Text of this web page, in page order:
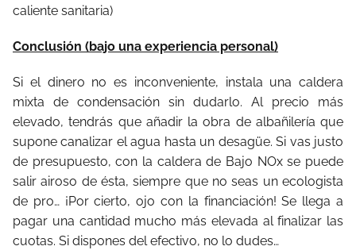
caliente sanitaria)
Conclusión (bajo una experiencia personal)
Si el dinero no es inconveniente, instala una caldera
mixta de condensación sin dudarlo. Al precio más
elevado, tendrás que añadir la obra de albañilería que
supone canalizar el agua hasta un desagüe. Si vas justo
de presupuesto, con la caldera de Bajo NOx se puede
salir airoso de ésta, siempre que no seas un ecologista
de pro… ¡Por cierto, ojo con la financiación! Se llega a
pagar una cantidad mucho más elevada al finalizar las
cuotas. Si dispones del efectivo, no lo dudes…